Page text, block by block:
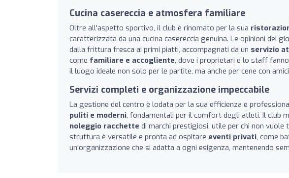
Cucina casereccia e atmosfera familiare
Oltre all'aspetto sportivo, il club è rinomato per la sua
caratterizzata da una cucina casereccia genuina. Le opinioni dei
dalla frittura fresca ai primi piatti, accompagnati da un servizio
come familiare e accogliente, dove i proprietari e lo staff
il luogo ideale non solo per le partite, ma anche per cene con
Servizi completi e organizzazione impeccabile
La gestione del centro è lodata per la sua efficienza e
puliti e moderni, fondamentali per il comfort degli atleti. Il club
noleggio racchette di marchi prestigiosi, utile per chi non
struttura è versatile e pronta ad ospitare eventi privati, come
un'organizzazione che si adatta a ogni esigenza, mantenendo